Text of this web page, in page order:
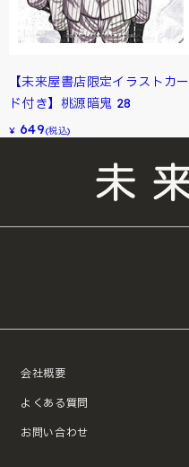
【未来屋書店限定イラストカー
ド付き】桃源暗鬼 28
¥ 649(税込)
会社概要
よくある質問
お問い合わせ